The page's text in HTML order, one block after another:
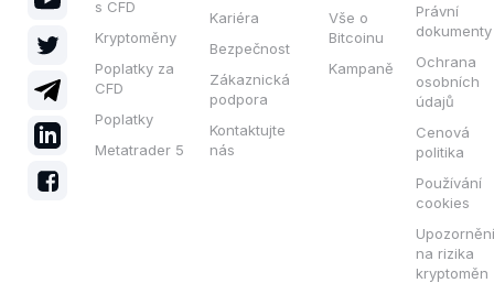
s CFD
Kryptoměny
Poplatky za
CFD
Poplatky
Metatrader 5
Kariéra
Bezpečnost
Zákaznická
podpora
Kontaktujte
nás
Vše o
Bitcoinu
Kampaně
Právní
dokumenty
Ochrana
osobních
údajů
Cenová
politika
Používání
cookies
Upozornění
na rizika
kryptoměn